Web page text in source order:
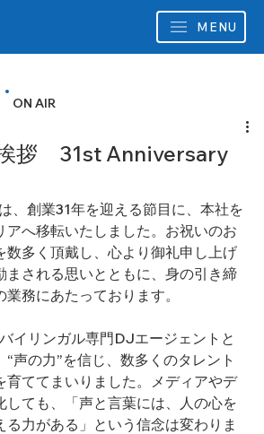
MENU
ON AIR
拶 31st Anniversary
、創業31年を迎える節目に、本社を
アへ移転いたしました。お祝いのお
数多く頂戴し、心より御礼申し上げ
まされる思いとともに、身の引き締
務にあたっております。
イリンガル専門DJエージェントと
“声の力”を信じ、数多くのタレント
育ててまいりました。メディアやデ
しても、「声と言葉には、人の心を
力がある」という信念は変わりま